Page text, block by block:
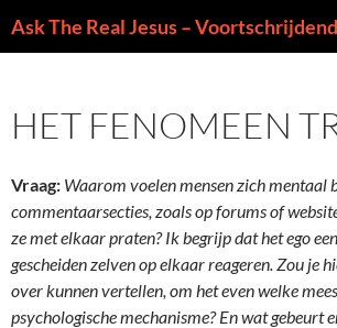
naar
HET FENOMEEN
Vraag: Waarom voelen mensen zich mentaal
commentaarsecties, zoals op forums of
ze met elkaar praten? Ik begrijp dat het ego
gescheiden zelven op elkaar reageren. Zou je
over kunnen vertellen, om het even welke
psychologische mechanisme? En wat gebeurt